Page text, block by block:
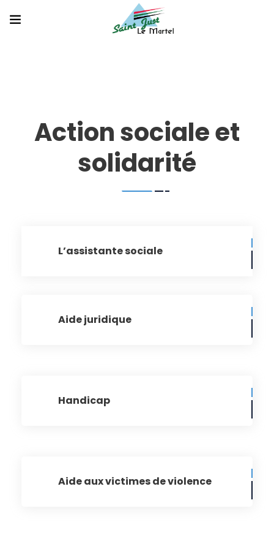
Action sociale et
solidarité
L’assistante sociale
Aide juridique
Handicap
Aide aux victimes de violence